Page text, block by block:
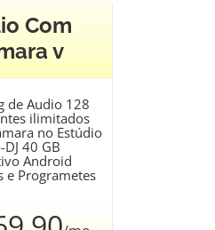
Com
v
de Audio 128
ilimitados
no Estúdio
40 GB
Android
e Programetes